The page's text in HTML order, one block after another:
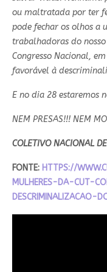
ou maltratada por ter
pode fechar os olhos a
trabalhadoras do nosso
Congresso Nacional,
favorável à
E no dia 28 estaremos
NEM PRESAS!!! NEM
COLETIVO NACIONAL
FONTE: HTTPS://
MULHERES-DA-CUT-
DESCRIMINALIZACAO-